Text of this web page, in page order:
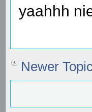
yaahhh
Newer